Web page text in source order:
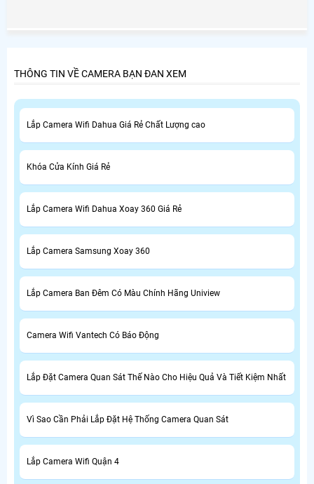
THÔNG TIN VỀ CAMERA BẠN ĐAN XEM
Lắp Camera Wifi Dahua Giá Rẻ Chất Lượng cao
Khóa Cửa Kính Giá Rẻ
Lắp Camera Wifi Dahua Xoay 360 Giá Rẻ
Lắp Camera Samsung Xoay 360
Lắp Camera Ban Đêm Có Màu Chính Hãng Uniview
Camera Wifi Vantech Có Báo Động
Lắp Đặt Camera Quan Sát Thế Nào Cho Hiệu Quả Và Tiết Kiệm Nhất
Vì Sao Cần Phải Lắp Đặt Hệ Thống Camera Quan Sát
Lắp Camera Wifi Quận 4